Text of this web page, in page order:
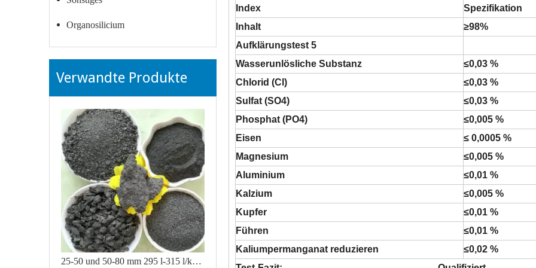
Organosilicium
Verwandte Produkte
25-50 und 50-80 mm 295 l-315 l/kg Min. Calciumcarbid 50 kg/Fass
Index
Spezifikation
Inhalt
≥98%
Aufklärungstest 5
Wasserunlösliche Substanz
≤0,03 %
Chlorid (Cl)
≤0,03 %
Sulfat (SO4)
≤0,03 %
Phosphat (PO4)
≤0,005 %
Eisen
≤ 0,0005 %
Magnesium
≤0,005 %
Aluminium
≤0,01 %
Kalzium
≤0,005 %
Kupfer
≤0,01 %
Führen
≤0,01 %
Kaliumpermanganat reduzieren
≤0,02 %